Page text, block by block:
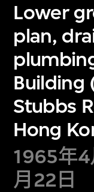
Lower
plan,
Building
Stubbs
Hong
1965年
月22日